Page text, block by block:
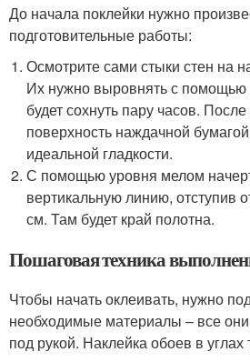
До начала поклейки нужно
подготовительные работы:
Осмотрите сами стыки стен на
Их нужно выровнять с помощью
будет сохнуть пару часов. После
поверхность наждачной
идеальной гладкости.
С помощью уровня мелом
вертикальную линию, отступив
см. Там будет край полотна.
Пошаговая техника
Чтобы начать оклеивать, нужно
необходимые материалы – все
под рукой. Наклейка обоев в